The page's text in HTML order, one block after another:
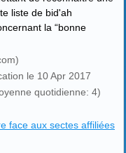
liste de bid'ah
la “bonne
le 10 Apr 2017
quotidienne: 4)
face aux sectes affiliées